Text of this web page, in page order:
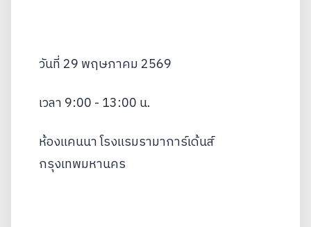
วันที่ 29 พฤษภาคม 2569
เวลา 9:00 - 13:00 น.
ห้องแคนนา โรงแรมรามาการ์เด้นส์
กรุงเทพมหานคร